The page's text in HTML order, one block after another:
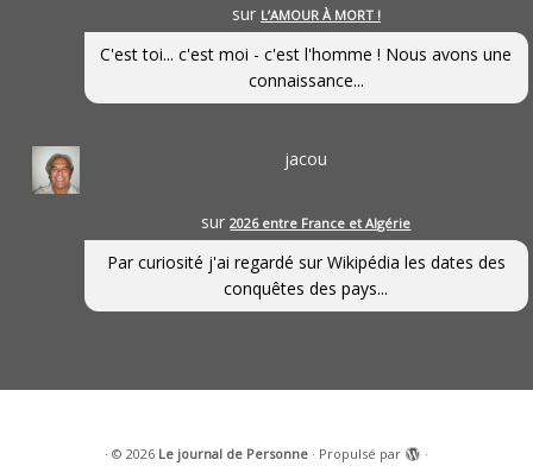
sur L’AMOUR À MORT !
C'est toi... c'est moi - c'est l'homme ! Nous avons une
connaissance...
jacou
sur2026 entre France et Algérie
Par curiosité j'ai regardé sur Wikipédia les dates des
conquêtes des pays...
· © 2026 Le journal de Personne· Propulsé par ·